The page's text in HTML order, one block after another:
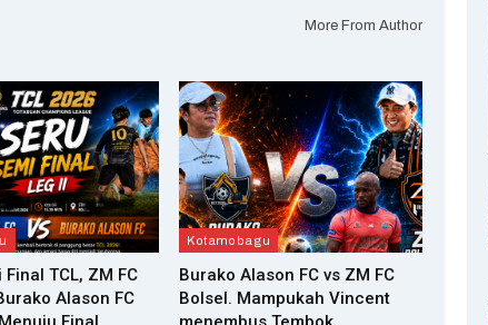
More From Author
Final TCL, ZM FC
Alason FC
Kotamobagu
Burako Alason FC vs ZM FC
Bolsel. Mampukah Vincent